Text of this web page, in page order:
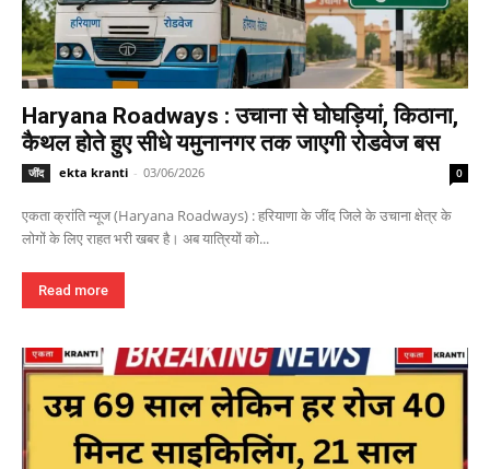
Haryana Roadways : उचाना से घोघड़ियां, किठाना,
कैथल होते हुए सीधे यमुनानगर तक जाएगी रोडवेज बस
जींद ekta kranti - 03/06/2026 0
एकता क्रांति न्यूज (Haryana Roadways) : हरियाणा के जींद जिले के उचाना क्षेत्र के
लोगों के लिए राहत भरी खबर है। अब यात्रियों को...
Read more